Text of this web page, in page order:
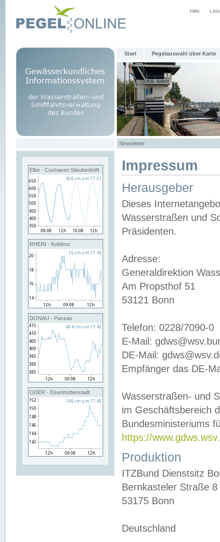
Hilfe
Start Pegelauswahl über Karte
Newsletter
Elbe - Cuxhaven Steubenhöft
RHEIN - Koblenz
DONAU - Passau
ODER - Eisenhüttenstadt
Impressum
Herausgeber
Dieses
Wasserstraßen und
Präsidenten.
Adresse:
Generaldirektion
Am Propsthof 51
53121 Bonn
Telefon: 0228/7090-0
E-Mail:
DE-Mail:
Empfänger das DE-
Wasserstraßen- und
im Geschäftsbereich
Bundesministeriums
https://
Produktion
ITZBund Dienstsitz
Bernkasteler Straße 8
53175 Bonn
Deutschland